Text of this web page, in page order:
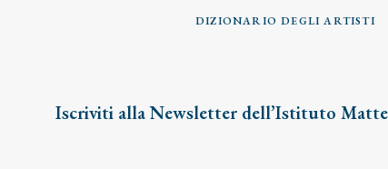
DIZIONARIO DEGLI ARTISTI
Iscriviti alla Newsletter dell’Istituto